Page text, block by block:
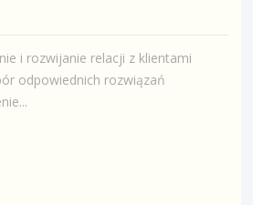
i rozwijanie relacji z klientami
odpowiednich rozwiązań